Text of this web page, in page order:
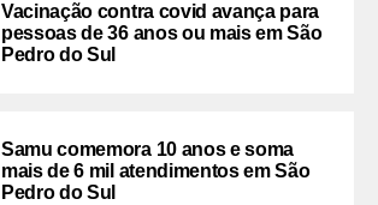
Vacinação contra covid avança para
pessoas de 36 anos ou mais em São
Pedro do Sul
Samu comemora 10 anos e soma
mais de 6 mil atendimentos em São
Pedro do Sul